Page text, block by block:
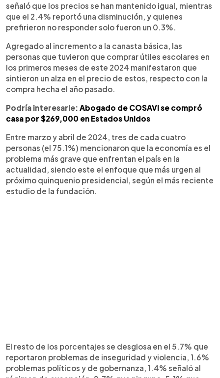
señaló que los precios se han mantenido igual, mientras
que el 2.4% reportó una disminución, y quienes
prefirieron no responder solo fueron un 0.3%.
Agregado al incremento a la canasta básica, las
personas que tuvieron que comprar útiles escolares en
los primeros meses de este 2024 manifestaron que
sintieron un alza en el precio de estos, respecto con la
compra hecha el año pasado.
Podría interesarle: Abogado de COSAVI se compró
casa por $269,000 en Estados Unidos
Entre marzo y abril de 2024, tres de cada cuatro
personas (el 75.1%) mencionaron que la economía es el
problema más grave que enfrentan el país en la
actualidad, siendo este el enfoque que más urgen al
próximo quinquenio presidencial, según el más reciente
estudio de la fundación.
El resto de los porcentajes se desglosa en el 5.7% que
reportaron problemas de inseguridad y violencia, 1.6%
problemas políticos y de gobernanza, 1.4% señaló al